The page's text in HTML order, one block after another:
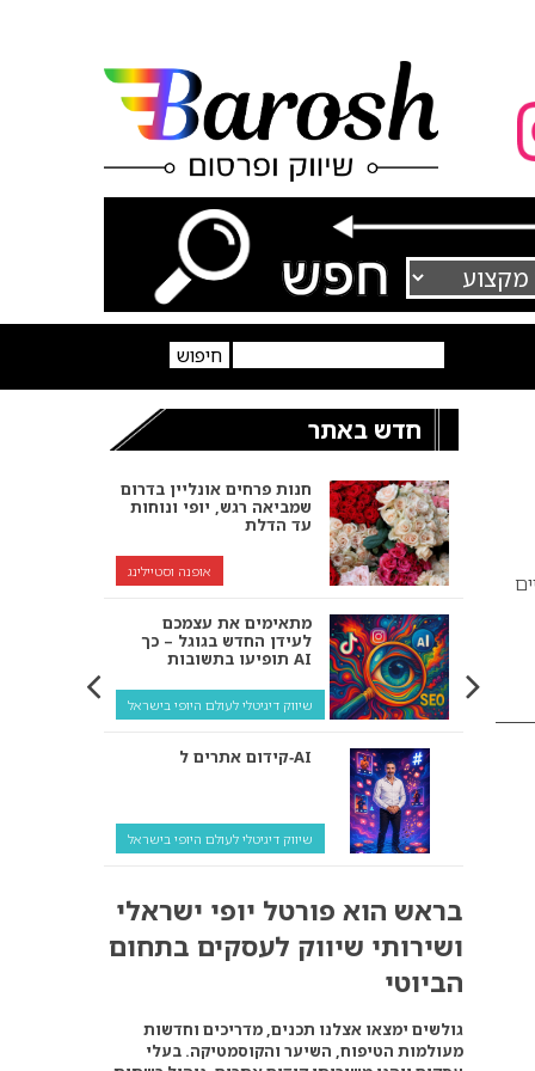
חדש באתר
חנות פרחים אונליין בדרום
שמביאה רגש, יופי ונוחות
עד הדלת
אופנה וסטיילינג
מתאימים את עצמכם
לעידן החדש בגוגל – כך
תופיעו בתשובות AI
שיווק דיגיטלי לעולם היופי בישראל
קידום אתרים ל‑AI
שיווק דיגיטלי לעולם היופי בישראל
ולמה העסק שלך צריך
להתאים את עצמו אליהם?
קידום ל‑AI לעומת קידום
רגיל: איפה הכסף נמצא
באמת?
בראש הוא פורטל יופי ישראלי
ושירותי שיווק לעסקים בתחום
הביוטי
גולשים ימצאו אצלנו תכנים, מדריכים וחדשות
מעולמות הטיפוח, השיער והקוסמטיקה. בעלי